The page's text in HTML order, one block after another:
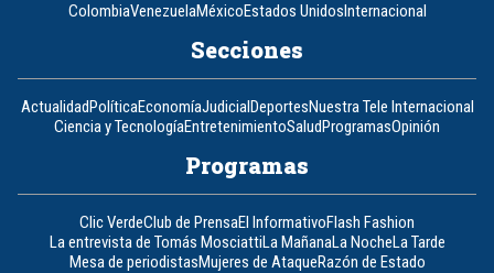
ColombiaVenezuelaMéxicoEstados UnidosInternacional
Secciones
ActualidadPolíticaEconomíaJudicialDeportesNuestra Tele Internacional
Ciencia y TecnologíaEntretenimientoSaludProgramasOpinión
Programas
Clic VerdeClub de PrensaEl InformativoFlash Fashion
La entrevista de Tomás MosciattiLa MañanaLa NocheLa Tarde
Mesa de periodistasMujeres de AtaqueRazón de Estado